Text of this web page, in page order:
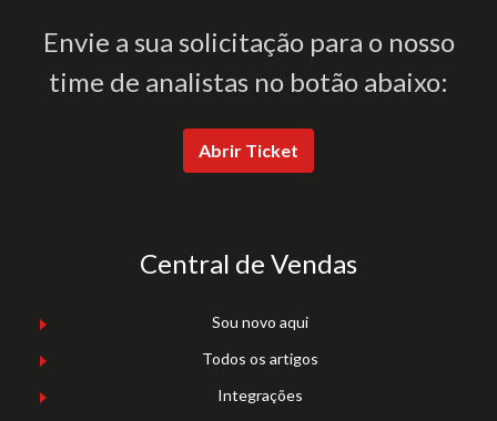
Envie a sua solicitação para o nosso
time de analistas no botão abaixo:
Abrir Ticket
Central de Vendas
Sou novo aqui
Todos os artigos
Integrações